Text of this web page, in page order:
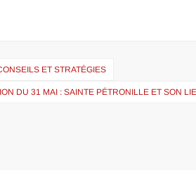
ET STRATÉGIES
DU 31 MAI : SAINTE PÉTRONILLE ET SON